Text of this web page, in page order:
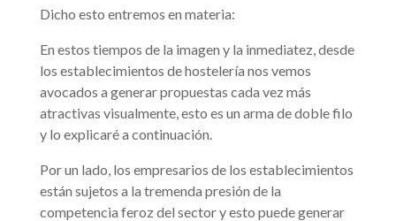
Dicho esto entremos en materia:
En estos tiempos de la imagen y la inmediatez, desde
los establecimientos de hostelería nos vemos
avocados a generar propuestas cada vez más
atractivas visualmente, esto es un arma de doble filo
y lo explicaré a continuación.
Por un lado, los empresarios de los establecimientos
están sujetos a la tremenda presión de la
competencia feroz del sector y esto puede generar